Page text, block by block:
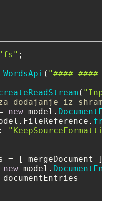
"fs" ;
WordsApi ( "####-####-
(
dodajanje iz
new model.
FileReference .
:
new model.